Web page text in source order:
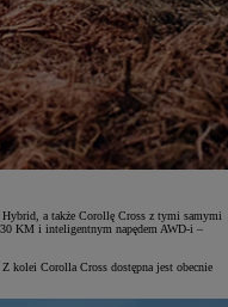
a także Corollę Cross z tymi samymi
KM i inteligentnym napędem AWD-i –
kolei Corolla Cross dostępna jest obecnie